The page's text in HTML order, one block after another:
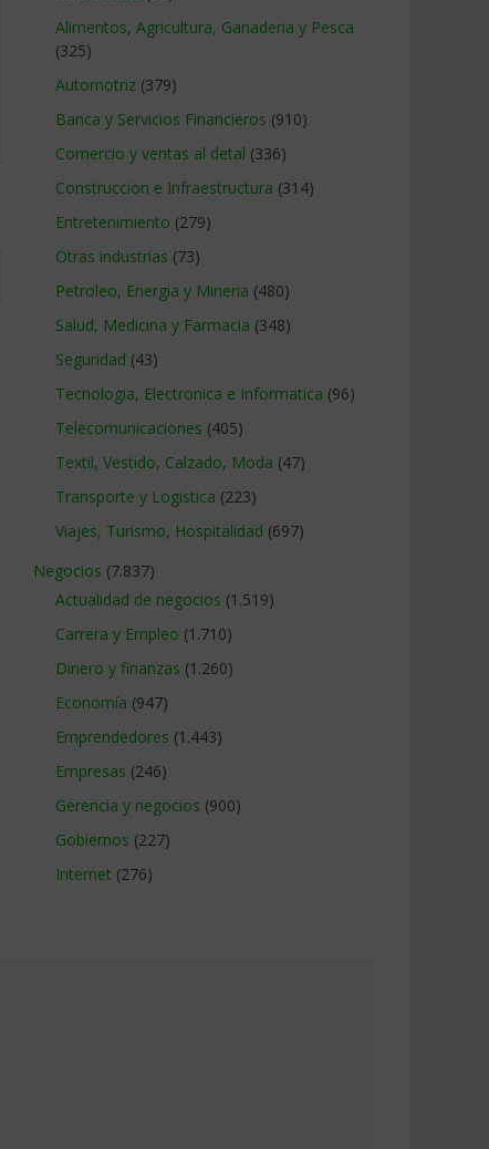
Alimentos, Agricultura, Ganaderia y Pesca
(325)
Automotriz (379)
Banca y Servicios Financieros (910)
Comercio y ventas al detal (336)
Construccion e Infraestructura (314)
Entretenimiento (279)
Otras industrias (73)
Petroleo, Energia y Mineria (480)
Salud, Medicina y Farmacia (348)
Seguridad (43)
Tecnologia, Electronica e Informatica (96)
Telecomunicaciones (405)
Textil, Vestido, Calzado, Moda (47)
Transporte y Logistica (223)
Viajes, Turismo, Hospitalidad (697)
Negocios (7.837)
Actualidad de negocios (1.519)
Carrera y Empleo (1.710)
Dinero y finanzas (1.260)
Economía (947)
Emprendedores (1.443)
Empresas (246)
Gerencia y negocios (900)
Gobiernos (227)
Internet (276)